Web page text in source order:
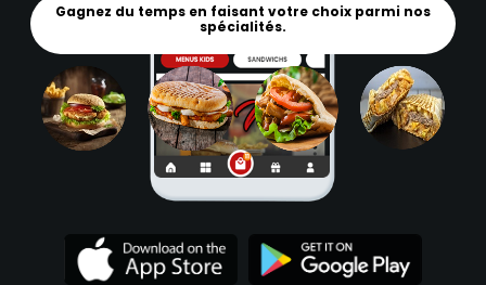
Gagnez du temps en faisant votre choix parmi nos
spécialités.